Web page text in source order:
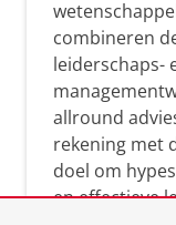
combineren
leiderschaps-
allround
rekening met
doel om
en effectieve